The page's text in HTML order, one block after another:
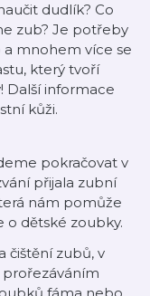
dudlík? Co
zub? Je potřeby
a mnohem více se
který tvoří
Další informace
kůži.
pokračovat v
přijala zubní
nám pomůže
o dětské zoubky.
čištění zubů, v
prořezáváním